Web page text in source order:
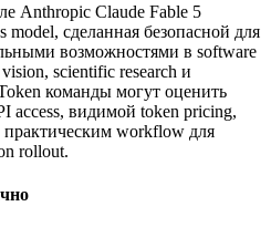
Anthropic Claude Fable 5
model, сделанная безопасной для
возможностями в software
scientific research и
команды могут оценить
access, видимой token pricing,
workflow для
rollout.